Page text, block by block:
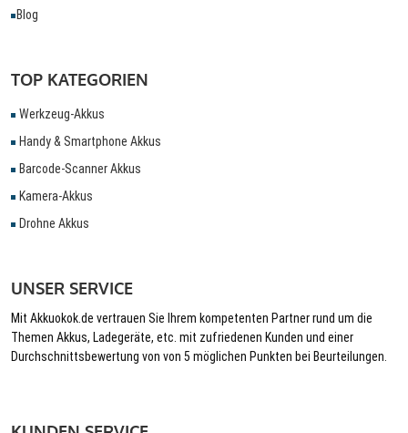
Blog
TOP KATEGORIEN
Werkzeug-Akkus
Handy & Smartphone Akkus
Barcode-Scanner Akkus
Kamera-Akkus
Drohne Akkus
UNSER SERVICE
Mit Akkuokok.de vertrauen Sie Ihrem kompetenten Partner rund um die
Themen Akkus, Ladegeräte, etc. mit zufriedenen Kunden und einer
Durchschnittsbewertung von von 5 möglichen Punkten bei Beurteilungen.